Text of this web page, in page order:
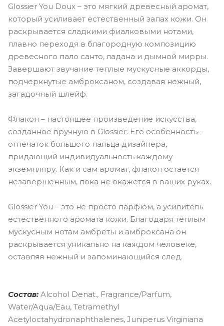
Glossier You Doux – это мягкий древесный аромат,
который усиливает естественный запах кожи. Он
раскрывается сладкими фиалковыми нотами,
плавно переходя в благородную композицию
древесного пало санто, ладана и дымной мирры.
Завершают звучание теплые мускусные аккорды,
подчеркнутые амброксаном, создавая нежный,
загадочный шлейф.
Флакон – настоящее произведение искусства,
созданное вручную в Glossier. Его особенность –
отпечаток большого пальца дизайнера,
придающий индивидуальность каждому
экземпляру. Как и сам аромат, флакон остается
незавершенным, пока не окажется в ваших руках.
Glossier You – это не просто парфюм, а усилитель
естественного аромата кожи. Благодаря теплым
мускусным нотам амбреты и амброксана он
раскрывается уникально на каждом человеке,
оставляя нежный и запоминающийся след.
Состав: Alcohol Denat., Fragrance/Parfum,
Water/Aqua/Eau, Tetramethyl
Acetyloctahydronaphthalenes, Juniperus Virginiana